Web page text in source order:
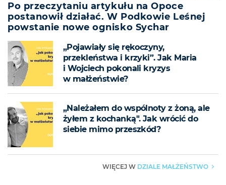
Po przeczytaniu artykułu na Opoce
postanowił działać. W Podkowie Leśnej
powstanie nowe ognisko Sychar
„Pojawiały się rękoczyny,
przekleństwa i krzyki”. Jak Maria
i Wojciech pokonali kryzys
w małżeństwie?
„Należałem do wspólnoty z żoną, ale
żyłem z kochanką". Jak wrócić do
siebie mimo przeszkód?
DZIALE MAŁŻEŃSTWO ▶